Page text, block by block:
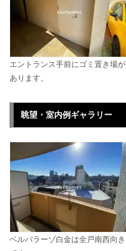
エントランス手前にゴミ置き場が
あります。
眺望・室内例ギャラリー
ベルパラーゾ白金は全戸南西向き